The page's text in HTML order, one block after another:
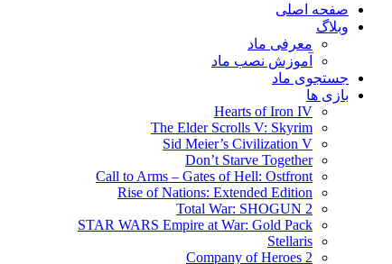
صفحه اصلی
وبلاگ
معرفی ماد
آموزش نصب ماد
جستجوی ماد
بازی ها
Hearts of Iron IV
The Elder Scrolls V: Skyrim
Sid Meier’s Civilization V
Don’t Starve Together
Call to Arms – Gates of Hell: Ostfront
Rise of Nations: Extended Edition
Total War: SHOGUN 2
STAR WARS Empire at War: Gold Pack
Stellaris
Company of Heroes 2